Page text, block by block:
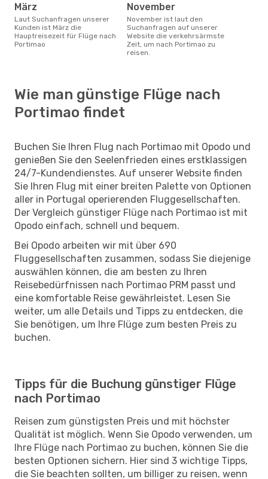
März
Laut Suchanfragen unserer
Kunden ist März die
Hauptreisezeit für Flüge nach
Portimao
November
November ist laut den
Suchanfragen auf unserer
Website die verkehrsärmste
Zeit, um nach Portimao zu
reisen.
Wie man günstige Flüge nach
Portimao findet
Buchen Sie Ihren Flug nach Portimao mit Opodo und
genießen Sie den Seelenfrieden eines erstklassigen
24/7-Kundendienstes. Auf unserer Website finden
Sie Ihren Flug mit einer breiten Palette von Optionen
aller in Portugal operierenden Fluggesellschaften.
Der Vergleich günstiger Flüge nach Portimao ist mit
Opodo einfach, schnell und bequem.
Bei Opodo arbeiten wir mit über 690
Fluggesellschaften zusammen, sodass Sie diejenige
auswählen können, die am besten zu Ihren
Reisebedürfnissen nach Portimao PRM passt und
eine komfortable Reise gewährleistet. Lesen Sie
weiter, um alle Details und Tipps zu entdecken, die
Sie benötigen, um Ihre Flüge zum besten Preis zu
buchen.
Tipps für die Buchung günstiger Flüge
nach Portimao
Reisen zum günstigsten Preis und mit höchster
Qualität ist möglich. Wenn Sie Opodo verwenden, um
Ihre Flüge nach Portimao zu buchen, können Sie die
besten Optionen sichern. Hier sind 3 wichtige Tipps,
die Sie beachten sollten, um billiger zu reisen, wenn